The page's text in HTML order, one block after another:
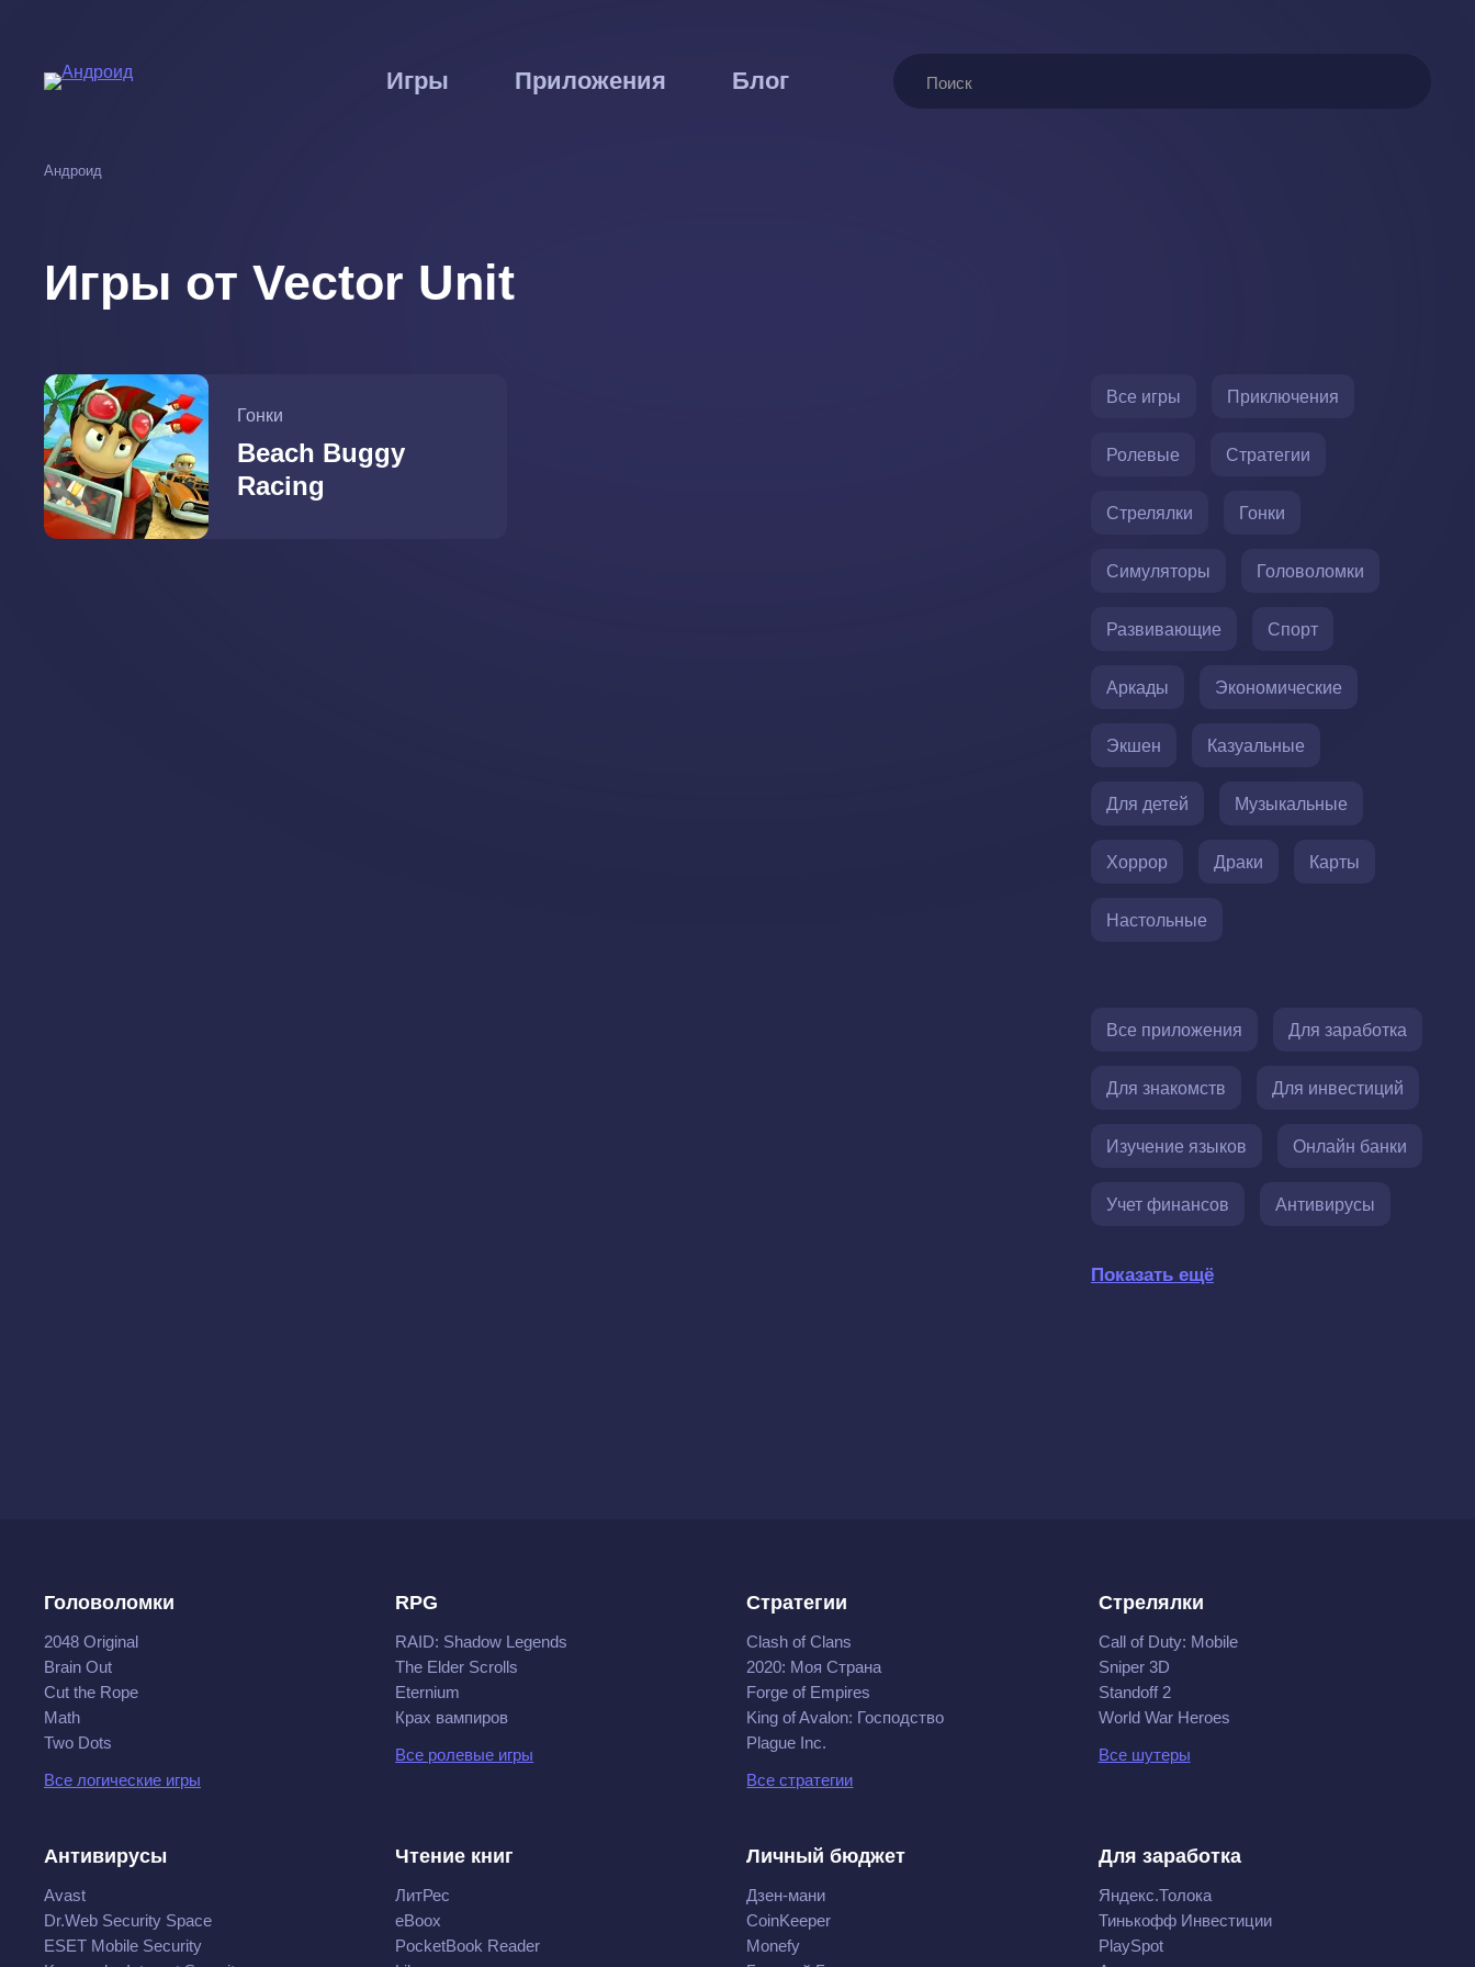
основному
Игры Приложения Блог Поиск
Андроид
Игры от Vector Unit
Гонки
Beach Buggy
Racing
Все игры Приключения
Ролевые Стратегии
Стрелялки Гонки
Симуляторы Головоломки
Развивающие Спорт
Аркады Экономические
Экшен Казуальные
Для детей Музыкальные
Хоррор Драки Карты
Настольные
Все приложения Для заработка
Для знакомств Для инвестиций
Изучение языков Онлайн банки
Учет финансов Антивирусы
Показать ещё
Головоломки
2048 Original
Brain Out
Cut the Rope
Math
Two Dots
Все логические игры
RPG
RAID: Shadow Legends
The Elder Scrolls
Eternium
Крах вампиров
Все ролевые игры
Стратегии
Clash of Clans
2020: Моя Cтрана
Forge of Empires
King of Avalon: Господство
Plague Inc.
Все стратегии
Стрелялки
Call of Duty: Mobile
Sniper 3D
Standoff 2
World War Heroes
Все шутеры
Антивирусы
Avast
Dr.Web Security Space
ESET Mobile Security
Чтение книг
ЛитРес
eBoox
PocketBook Reader
Личный бюджет
Дзен-мани
CoinKeeper
Monefy
Для заработка
Яндекс.Толока
Тинькофф Инвестиции
PlaySpot